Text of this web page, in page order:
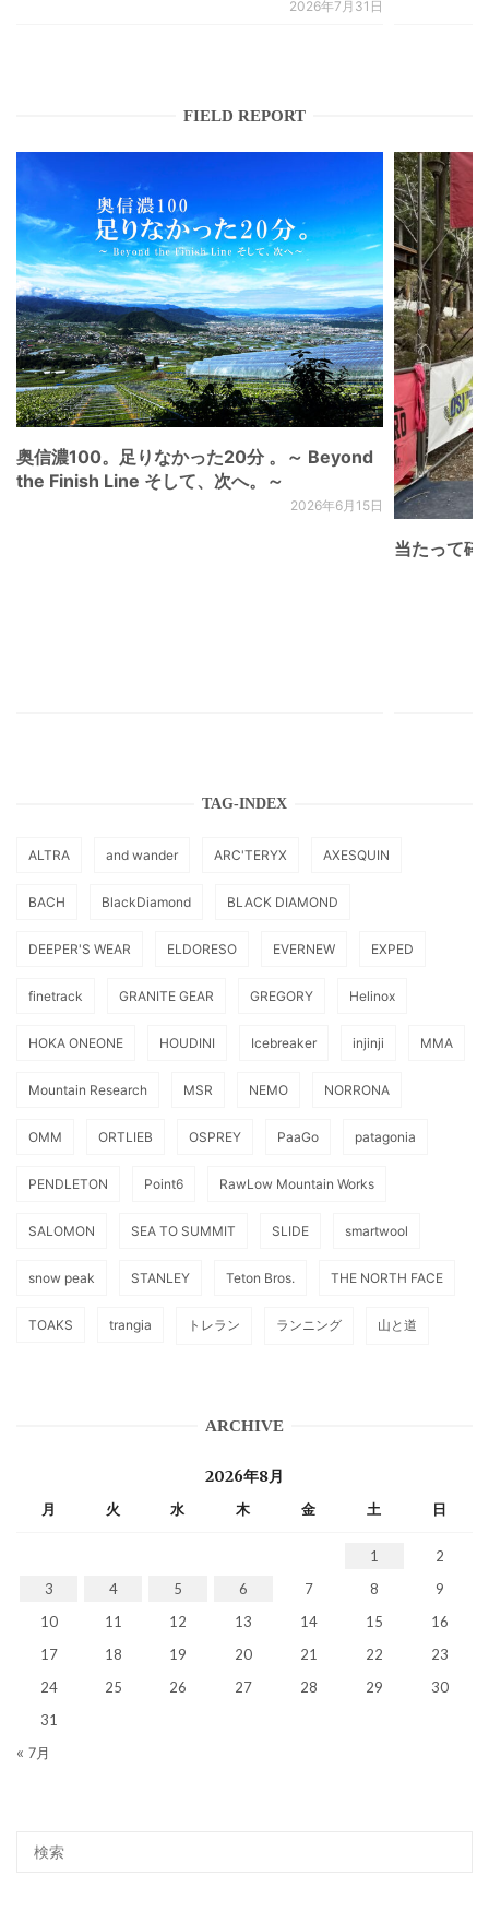
2026年7月31日
FIELD REPORT
奥信濃100。足りなかった20分 。～ Beyond
the Finish Line そして、次へ。～
2026年6月15日
当たって砕
TAG-INDEX
ALTRA and wander ARC'TERYX AXESQUIN
BACH BlackDiamond BLACK DIAMOND
DEEPER'S WEAR ELDORESO EVERNEW EXPED
finetrack GRANITE GEAR GREGORY Helinox
HOKA ONEONE HOUDINI Icebreaker injinji MMA
Mountain Research MSR NEMO NORRONA
OMM ORTLIEB OSPREY PaaGo patagonia
PENDLETON Point6 RawLow Mountain Works
SALOMON SEA TO SUMMIT SLIDE smartwool
snow peak STANLEY Teton Bros. THE NORTH FACE
TOAKS trangia トレラン ランニング 山と道
ARCHIVE
2026年8月
月 火 水 木 金 土 日
1
2
3
4 5 6 7 8
9
10
11 12 13 14 15
16
17
18 19 20 21 22
23
24
25 26 27 28 29
30
31
« 7月